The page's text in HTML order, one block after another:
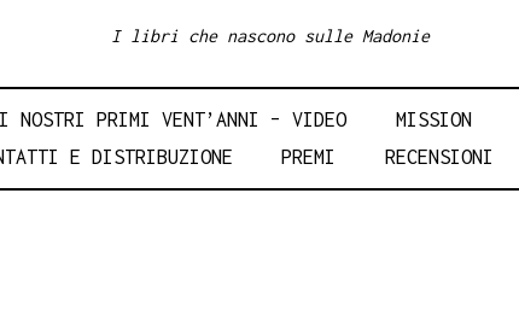
I libri che nascono sulle Madonie
I NOSTRI PRIMI VENT’ANNI – VIDEO MISSION
E DISTRIBUZIONE
PREMI RECENSIONI